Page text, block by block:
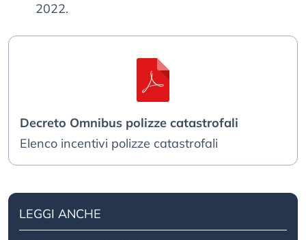
2022.
Decreto Omnibus polizze catastrofali
Elenco incentivi polizze catastrofali
LEGGI ANCHE